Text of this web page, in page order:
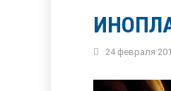
24 февраля